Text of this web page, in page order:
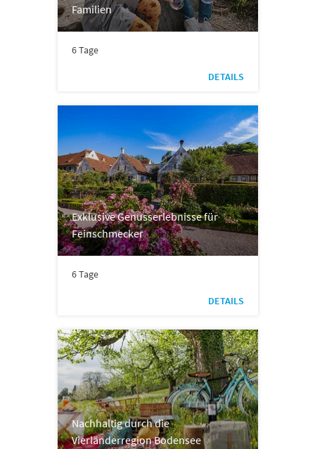
Familien
6 Tage
DETAILS
Exklusive Genusserlebnisse für
Feinschmecker
6 Tage
DETAILS
Nachhaltig durch die
Vierländerregion Bodensee